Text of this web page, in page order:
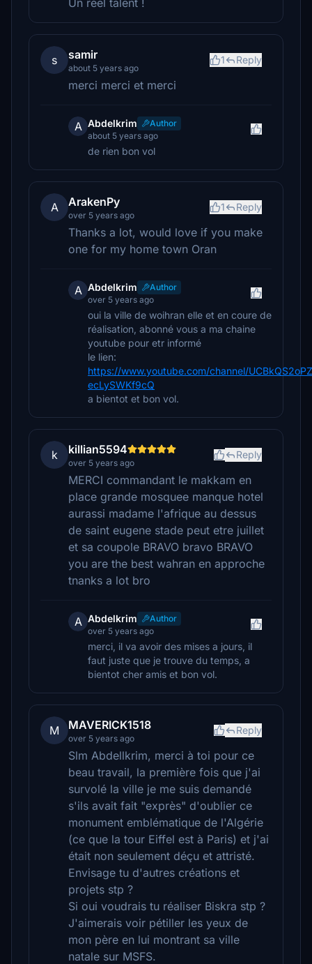
Un réel talent !
s samir
about 5 years ago
1 Reply
merci merci et merci
A Abdelkrim
Author
about 5 years ago
de rien bon vol
A ArakenPy
over 5 years ago
1 Reply
Thanks a lot, would love if you make
one for my home town Oran
A Abdelkrim
Author
over 5 years ago
oui la ville de woihran elle et en coure de
réalisation, abonné vous a ma chaine
youtube pour etr informé
le lien:
https://www.youtube.com/channel/
ecLySWKf9cQ
a bientot et bon vol.
k killian5594
over 5 years ago
Reply
MERCI commandant le makkam en
place grande mosquee manque hotel
aurassi madame l'afrique au dessus
de saint eugene stade peut etre juillet
et sa coupole BRAVO bravo BRAVO
you are the best wahran en approche
tnanks a lot bro
A Abdelkrim
Author
over 5 years ago
merci, il va avoir des mises a jours, il
faut juste que je trouve du temps, a
bientot cher amis et bon vol.
M MAVERICK1518
over 5 years ago
Reply
Slm Abdellkrim, merci à toi pour ce
beau travail, la première fois que j'ai
survolé la ville je me suis demandé
s'ils avait fait "exprès" d'oublier ce
monument emblématique de l'Algérie
(ce que la tour Eiffel est à Paris) et j'ai
était non seulement déçu et attristé.
Envisage tu d'autres créations et
projets stp ?
Si oui voudrais tu réaliser Biskra stp ?
J'aimerais voir pétiller les yeux de
mon père en lui montrant sa ville
natale sur MSFS.